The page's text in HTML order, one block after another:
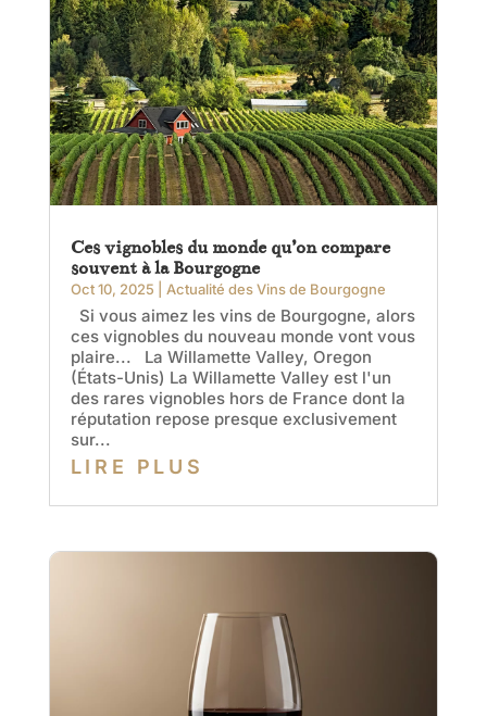
Ces vignobles du monde qu’on compare
souvent à la Bourgogne
Oct 10, 2025 Actualité des Vins de Bourgogne
Si vous aimez les vins de Bourgogne, alors
ces vignobles du nouveau monde vont vous
plaire... La Willamette Valley, Oregon
(États-Unis) La Willamette Valley est l'un
des rares vignobles hors de France dont la
réputation repose presque exclusivement
sur...
LIRE PLUS